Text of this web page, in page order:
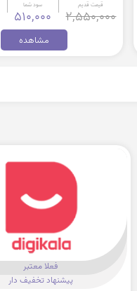
قیمت قدیم
2,550,000
سود شما
510,000
مشاهده
فعلا معتبر
پیشنهاد تخفیف دار